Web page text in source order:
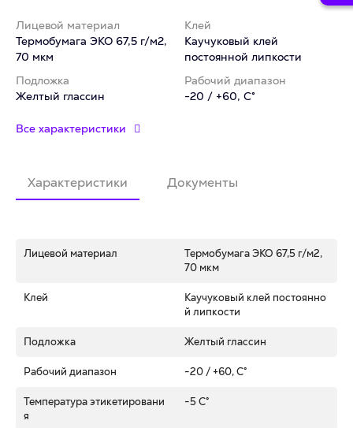
Лицевой материал
Термобумага ЭКО 67,5 г/м2,
70 мкм
Клей
Каучуковый клей
постоянной липкости
Подложка
Желтый глассин
Рабочий диапазон
-20 / +60, C°
Все характеристики
Характеристики Документы
Лицевой материал
Термобумага ЭКО 67,5 г/м2,
70 мкм
Клей
Каучуковый клей постоянно
й липкости
Подложка Желтый глассин
Рабочий диапазон -20 / +60, C°
Температура этикетировани
я
-5 C°